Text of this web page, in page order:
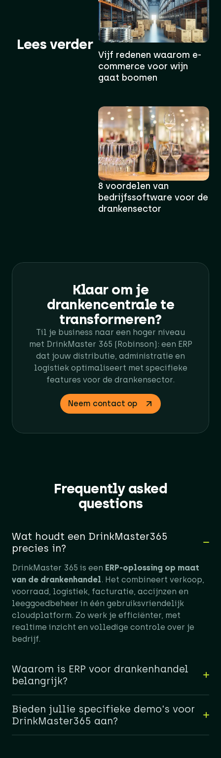
Lees verder
Vijf redenen waarom e-
commerce voor wijn
gaat boomen
8 voordelen van
bedrijfssoftware voor de
drankensector
Klaar om je
drankencentrale te
transformeren?​
Til je business naar een hoger niveau
met DrinkMaster 365 (Robinson): een ERP
dat jouw distributie, administratie en
logistiek optimaliseert met specifieke
features voor de drankensector.​
Neem contact op
Frequently asked
questions
Wat houdt een DrinkMaster365
precies in?
DrinkMaster 365 is een ERP-oplossing op maat
van de drankenhandel. Het combineert verkoop,
voorraad, logistiek, facturatie, accijnzen en
leeggoedbeheer in één gebruiksvriendelijk
cloudplatform. Zo werk je efficiënter, met
realtime inzicht en volledige controle over je
bedrijf.
Waarom is ERP voor drankenhandel
belangrijk?
Bieden jullie specifieke demo's voor
DrinkMaster365 aan?